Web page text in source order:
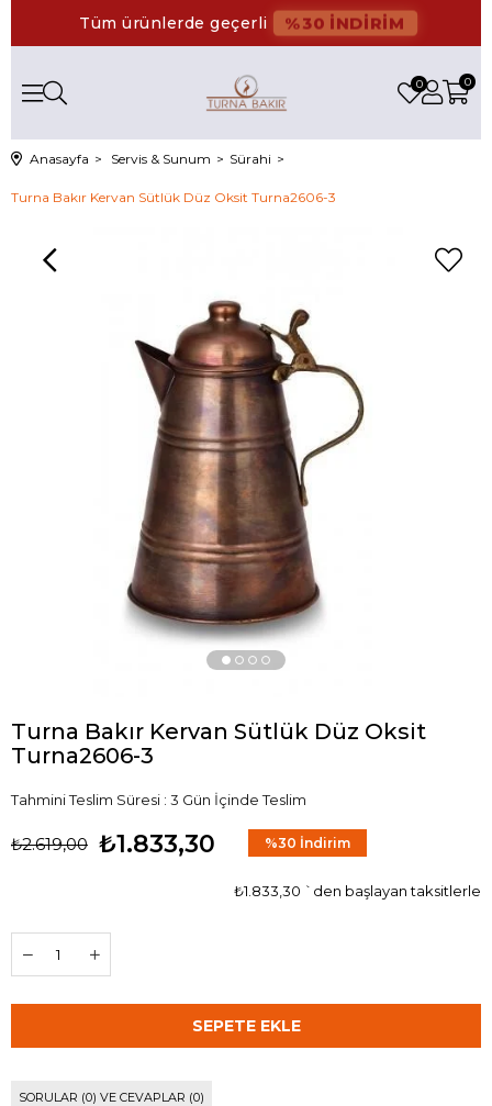
Tüm ürünlerde geçerli %30 İNDİRİM
0
0
Anasayfa Servis & Sunum Sürahi
Turna Bakır Kervan Sütlük Düz Oksit Turna2606-3
Turna Bakır Kervan Sütlük Düz Oksit
Turna2606-3
Tahmini Teslim Süresi : 3 Gün İçinde Teslim
₺2.619,00 ₺1.833,30 %30 İndirim
₺1.833,30 `den başlayan taksitlerle
SORULAR (0) VE CEVAPLAR (0)